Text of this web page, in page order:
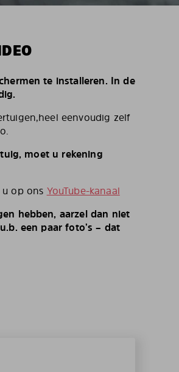
te installeren. In de
eenvoudig zelf
moet u rekening
op ons YouTube-kanaal
hebben, aarzel dan niet
een paar foto’s – dat